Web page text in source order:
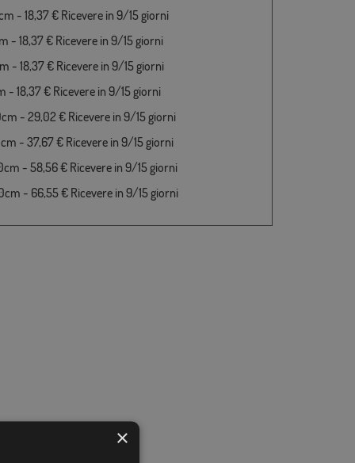
- 18,37 € Ricevere in 9/15 giorni
- 18,37 € Ricevere in 9/15 giorni
- 18,37 € Ricevere in 9/15 giorni
- 18,37 € Ricevere in 9/15 giorni
- 29,02 € Ricevere in 9/15 giorni
- 37,67 € Ricevere in 9/15 giorni
- 58,56 € Ricevere in 9/15 giorni
- 66,55 € Ricevere in 9/15 giorni
×